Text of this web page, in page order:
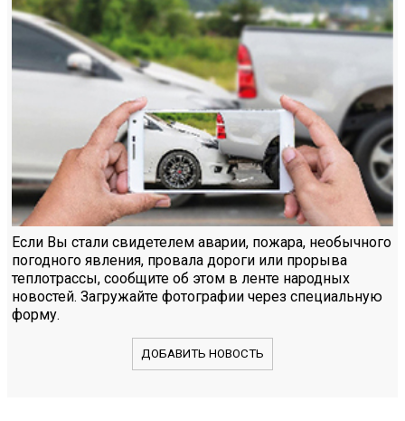
Если Вы стали свидетелем аварии, пожара, необычного
погодного явления, провала дороги или прорыва
теплотрассы, сообщите об этом в ленте народных
новостей. Загружайте фотографии через специальную
форму.
ДОБАВИТЬ НОВОСТЬ